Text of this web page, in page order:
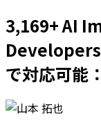
3,169+ AI
Developers
で対応可能：